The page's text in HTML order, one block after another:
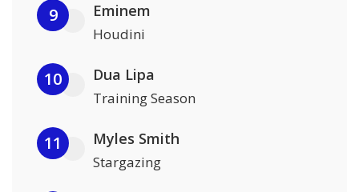
9 Eminem
Houdini
10 Dua Lipa
Training Season
11 Myles Smith
Stargazing